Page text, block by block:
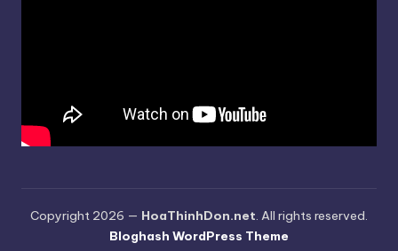
Copyright 2026 — HoaThinhDon.net. All rights reserved.
Bloghash WordPress Theme